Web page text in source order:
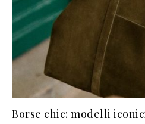
Borse chic: modelli